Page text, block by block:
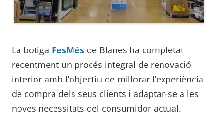
La botiga FesMés de Blanes ha completat
recentment un procés integral de renovació
interior amb l’objectiu de millorar l’experiència
de compra dels seus clients i adaptar-se a les
noves necessitats del consumidor actual.